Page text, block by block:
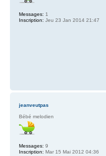
Messages: 1
Inscription: Jeu 23 Jan 2014 21:47
jeanveutpas
Bébé melodien
Messages: 9
Inscription: Mar 15 Mai 2012 04:36